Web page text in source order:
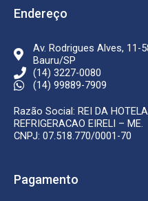
k
-
m
Endereço
Av. Rodrigues Alves, 11-
Bauru/SP
(14) 3227-0080
(14) 99889-7909
Razão Social: REI DA
REFRIGERACAO EIRELI – ME.
CNPJ: 07.518.770/0001-70
Pagamento